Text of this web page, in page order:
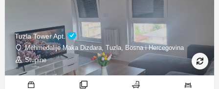
Tuzla Tower Apt.
Mehmedalije Maka Dizdara, Tuzla, Bosna i Hercegovina
Stupine